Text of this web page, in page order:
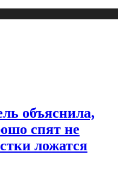
объяснила,
спят не
ложатся